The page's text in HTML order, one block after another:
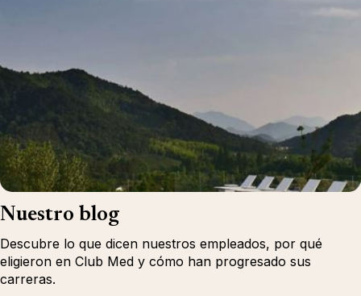
Nuestro blog
Descubre lo que dicen nuestros empleados, por qué
eligieron en Club Med y cómo han progresado sus
carreras.